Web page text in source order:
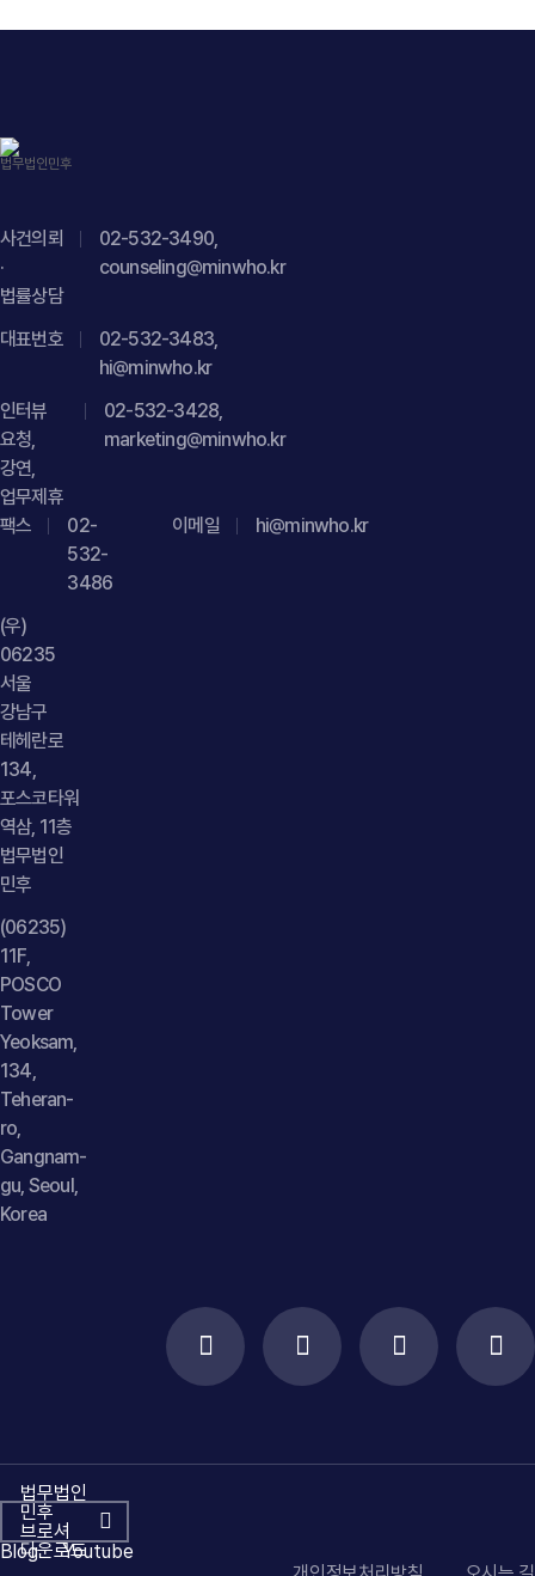
사건의뢰
·
법률상담
02-532-3490,
counseling@minwho.kr
대표번호
02-532-3483,
hi@minwho.kr
인터뷰
요청,
강연,
업무제휴
02-532-3428,
marketing@minwho.kr
팩스
02-
532-
3486
이메일 hi@minwho.kr
(우)
06235
서울
강남구
테헤란로
134,
포스코타워
역삼, 11층
법무법인
민후
(06235)
11F,
POSCO
Tower
Yeoksam,
134,
Teheran-
ro,
Gangnam-
gu, Seoul,
Korea
법무법인
민후
브로셔
다운로드
Blog
Youtube